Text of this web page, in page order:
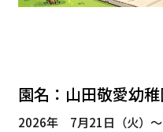
園名：山田敬愛幼
2026年 7月21日（火）～